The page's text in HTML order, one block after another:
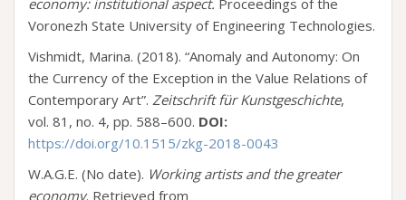
economy: institutional aspect. Proceedings of the
Voronezh State University of Engineering Technologies.
Vishmidt, Marina. (2018). “Anomaly and Autonomy: On
the Currency of the Exception in the Value Relations of
Contemporary Art”. Zeitschrift für Kunstgeschichte,
vol. 81, no. 4, pp. 588–600. DOI:
https://doi.org/10.1515/zkg-2018-0043
W.A.G.E. (No date). Working artists and the greater
economy. Retrieved from